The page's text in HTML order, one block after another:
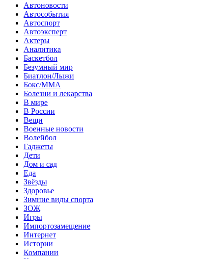
Автоновости
Автособытия
Автоспорт
Автоэксперт
Актеры
Аналитика
Баскетбол
Безумный мир
Биатлон/Лыжи
Бокс/MMA
Болезни и лекарства
В мире
В России
Вещи
Военные новости
Волейбол
Гаджеты
Дети
Дом и сад
Еда
Звёзды
Здоровье
Зимние виды спорта
ЗОЖ
Игры
Импортозамещение
Интернет
Истории
Компании